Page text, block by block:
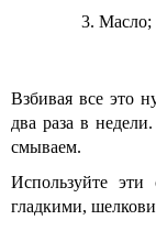
Масло;
Взбивая все это
два раза в
смываем.
Используйте
гладкими,